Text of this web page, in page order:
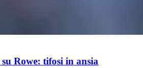
Rowe: tifosi in ansia